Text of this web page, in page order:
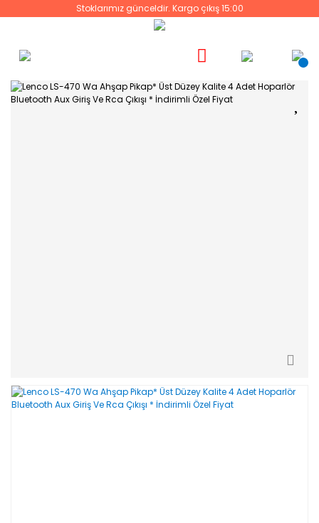
Stoklarımız günceldir. Kargo çıkış 15:00